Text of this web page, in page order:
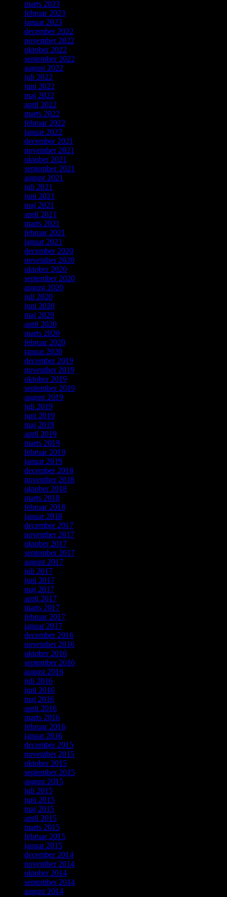
marts 2023
februar 2023
januar 2023
december 2022
november 2022
oktober 2022
september 2022
august 2022
juli 2022
juni 2022
maj 2022
april 2022
marts 2022
februar 2022
januar 2022
december 2021
november 2021
oktober 2021
september 2021
august 2021
juli 2021
juni 2021
maj 2021
april 2021
marts 2021
februar 2021
januar 2021
december 2020
november 2020
oktober 2020
september 2020
august 2020
juli 2020
juni 2020
maj 2020
april 2020
marts 2020
februar 2020
januar 2020
december 2019
november 2019
oktober 2019
september 2019
august 2019
juli 2019
juni 2019
maj 2019
april 2019
marts 2019
februar 2019
januar 2019
december 2018
november 2018
oktober 2018
marts 2018
februar 2018
januar 2018
december 2017
november 2017
oktober 2017
september 2017
august 2017
juli 2017
juni 2017
maj 2017
april 2017
marts 2017
februar 2017
januar 2017
december 2016
november 2016
oktober 2016
september 2016
august 2016
juli 2016
juni 2016
maj 2016
april 2016
marts 2016
februar 2016
januar 2016
december 2015
november 2015
oktober 2015
september 2015
august 2015
juli 2015
juni 2015
maj 2015
april 2015
marts 2015
februar 2015
januar 2015
december 2014
november 2014
oktober 2014
september 2014
august 2014